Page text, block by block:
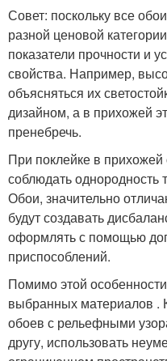
Совет: поскольку все
разной ценовой
показатели прочности и
свойства. Например,
объясняться их
дизайном, а в прихожей
пренебречь.
При поклейке в
соблюдать
Обои, значительно
будут создавать
оформлять с помощью
приспособлений.
Помимо этой
выбранных материалов .
обоев с рельефными
другу, использовать